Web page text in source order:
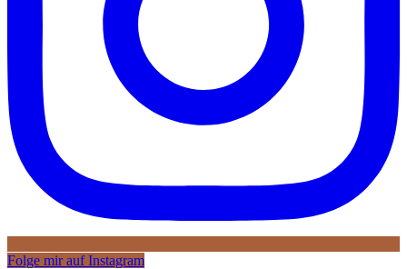
Folge mir auf Instagram